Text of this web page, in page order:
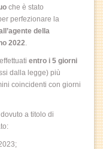
che è stato
perfezionare la
della
2022.
entro i 5 giorni
dalla legge) più
coincidenti con giorni
a titolo di